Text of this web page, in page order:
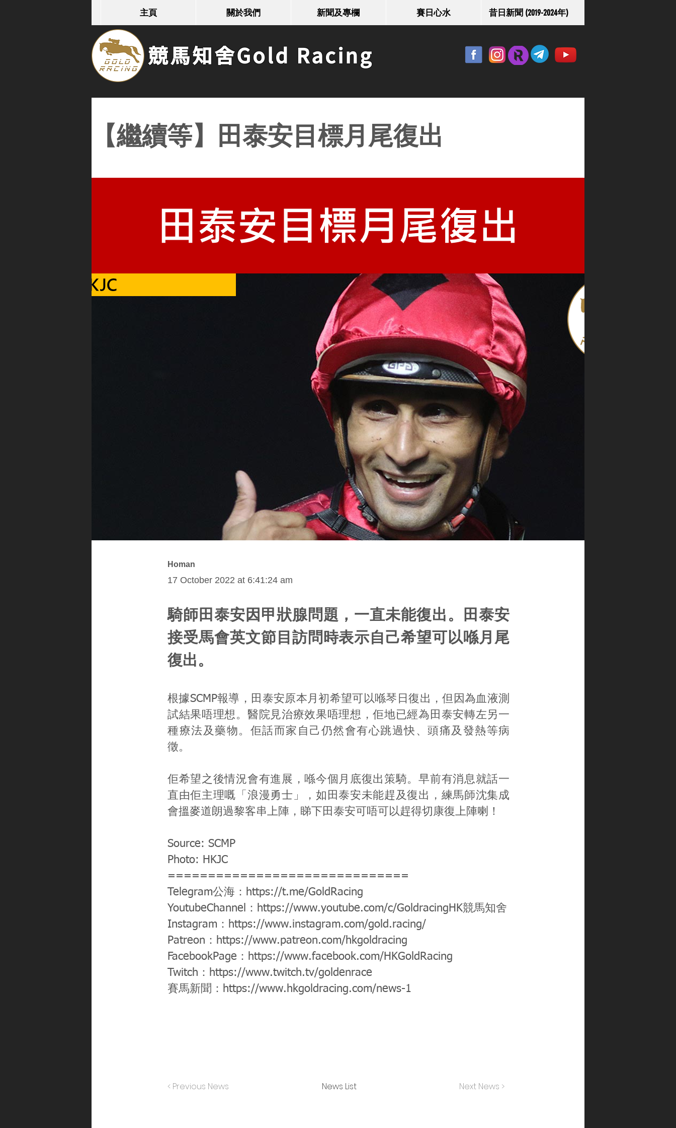
主頁 關於我們 新聞及專欄 賽日心水 昔日新聞 (2019-2024年)
競馬知舍Gold Racing
【繼續等】田泰安目標月尾復出
Homan
17 October 2022 at 6:41:24 am
騎師田泰安因甲狀腺問題，一直未能復出。田泰安
接受馬會英文節目訪問時表示自己希望可以喺月尾
復出。
根據SCMP報導，田泰安原本月初希望可以喺琴日復出，但因為血液測
試結果唔理想。醫院見治療效果唔理想，佢地已經為田泰安轉左另一
種療法及藥物。佢話而家自己仍然會有心跳過快、頭痛及發熱等病
徵。
佢希望之後情況會有進展，喺今個月底復出策騎。早前有消息就話一
直由佢主理嘅「浪漫勇士」，如田泰安未能趕及復出，練馬師沈集成
會搵麥道朗過黎客串上陣，睇下田泰安可唔可以趕得切康復上陣喇！
Source: SCMP
Photo: HKJC
==============================
Telegram公海： https://t.me/GoldRacing
YoutubeChannel： https://www.youtube.com/c/GoldracingHK競馬知舍
Instagram： https://www.instagram.com/gold.racing/
Patreon： https://www.patreon.com/hkgoldracing
FacebookPage： https://www.facebook.com/HKGoldRacing
Twitch： https://www.twitch.tv/goldenrace
賽馬新聞： https://www.hkgoldracing.com/news-1
< Previous News News List Next News >